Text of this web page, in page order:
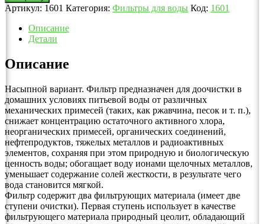
Артикул: 1601 Категория: Фильтры для воды Код: 1601
Описание
Детали
Описание
Насыпной вариант. Фильтр предназначен для доочистки в
домашних условиях питьевой воды от различных
механических примесей (таких, как ржавчина, песок и т. п.),
снижает концентрацию остаточного активного хлора,
неорганических примесей, органических соединений,
нефтепродуктов, тяжелых металлов и радиоактивных
элементов, сохраняя при этом природную и биологическую
ценность воды; обогащает воду ионами щелочных металлов,
уменьшает содержание солей жесткости, в результате чего
вода становится мягкой.
Фильтр содержит два фильтрующих материала (имеет две
ступени очистки). Первая ступень использует в качестве
фильтрующего материала природный цеолит, обладающий